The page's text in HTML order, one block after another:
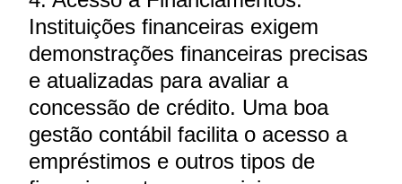
Instituições financeiras exigem
demonstrações financeiras precisas
e atualizadas para avaliar a
concessão de crédito. Uma boa
gestão contábil facilita o acesso a
empréstimos e outros tipos de